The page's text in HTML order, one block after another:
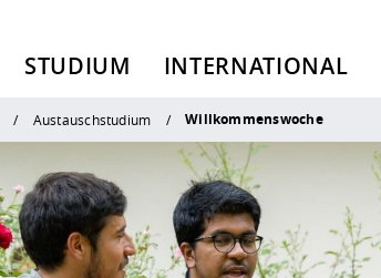
STUDIUM INTERNATIONAL
Austauschstudium Willkommenswoche